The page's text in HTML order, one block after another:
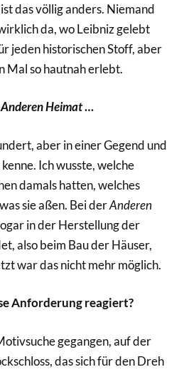
das völlig anders. Niemand
da, wo Leibniz gelebt
jeden historischen Stoff, aber
Mal so hautnah erlebt.
Anderen Heimat…
aber in einer Gegend und
Ich wusste, welche
damals hatten, welches
sie aßen. Bei derAnderen
in der Herstellung der
also beim Bau der Häuser,
war das nicht mehr möglich.
Anforderung reagiert?
gegangen, auf der
das sich für den Dreh